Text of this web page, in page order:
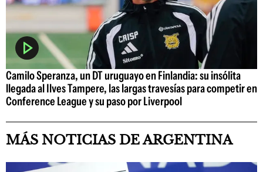
Camilo Speranza, un DT uruguayo en Finlandia: su insólita
llegada al Ilves Tampere, las largas travesías para competir en
Conference League y su paso por Liverpool
MÁS NOTICIAS DE ARGENTINA